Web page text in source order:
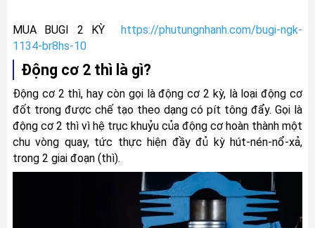
MUA BUGI 2 KỲ
https://phutungnhanh.com/bugi-ngk-
1134-br8hs-10
Động cơ 2 thì là gì?
Động cơ 2 thì, hay còn gọi là động cơ 2 kỳ, là loại động cơ
đốt trong được chế tạo theo dạng có pít tông đẩy. Gọi là
động cơ 2 thì vì hệ trục khuỷu của động cơ hoàn thành một
chu vòng quay, tức thực hiện đầy đủ kỳ hút-nén-nổ-xả,
trong 2 giai đoạn (thì).